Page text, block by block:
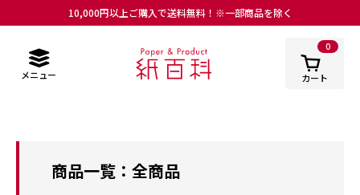
10,000円以上ご購入で送料無料！※一部商品を除く
メニュー
0
カート
商品一覧：全商品